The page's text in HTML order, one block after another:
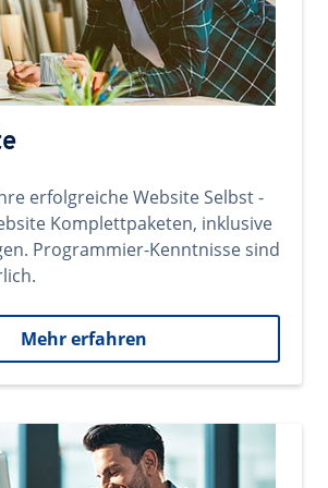
erfolgreiche Website Selbst -
Komplettpaketen, inklusive
Programmier-Kenntnisse sind
Mehr erfahren